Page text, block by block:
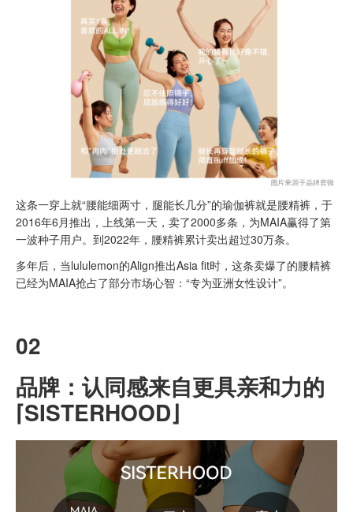
这条一穿上就“腰能细两寸，腿能长几分”的瑜伽裤就是腰精裤，于
2016年6月推出，上线第一天，卖了2000多条，为MAIA赢得了第
一波种子用户。到2022年，腰精裤累计卖出超过30万条。
多年后，当lululemon的Align推出Asia fit时，这条卖爆了的腰精裤
已经为MAIA抢占了部分市场心智：“专为亚洲女性设计”。
02
品牌：认同感来自更具亲和力的
⌈SISTERHOOD⌋